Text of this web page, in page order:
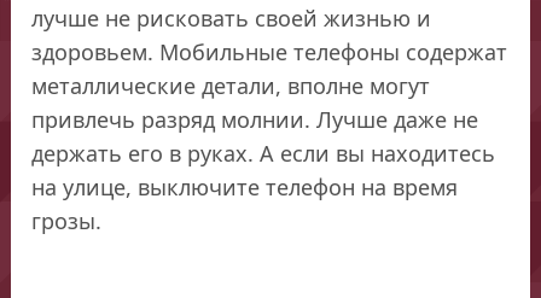
лучше не рисковать своей жизнью и
здоровьем. Мобильные телефоны содержат
металлические детали, вполне могут
привлечь разряд молнии. Лучше даже не
держать его в руках. А если вы находитесь
на улице, выключите телефон на время
грозы.